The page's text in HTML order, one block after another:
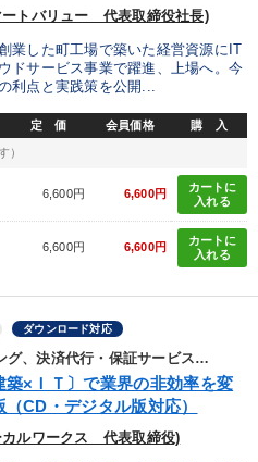
トバリュー 代表取締役社長)
業した町工場で築いた経営資源にIT
ドサービス事業で躍進、上場へ。今
利点と実践策を公開...
定 価 会員価格 購 入
）
6,600円 6,600円
カートに
入れる
6,600円 6,600円
カートに
入れる
ダウンロード対応
グ、決済代行・保証サービス…
築×ＩＴ〕で業界の非効率を変
CD・デジタル版対応）
カルワークス 代表取締役)